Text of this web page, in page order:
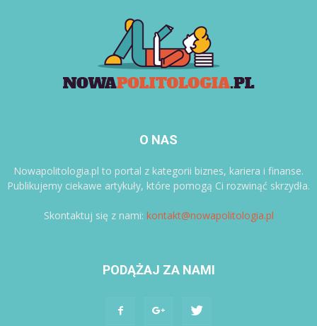
O NAS
Nowapolitologia.pl to portal z kategorii biznes, kariera i finanse.
Publikujemy ciekawe artykuły, które pomogą Ci rozwinąć skrzydła.
Skontaktuj się z nami: kontakt@nowapolitologia.pl
PODĄŻAJ ZA NAMI